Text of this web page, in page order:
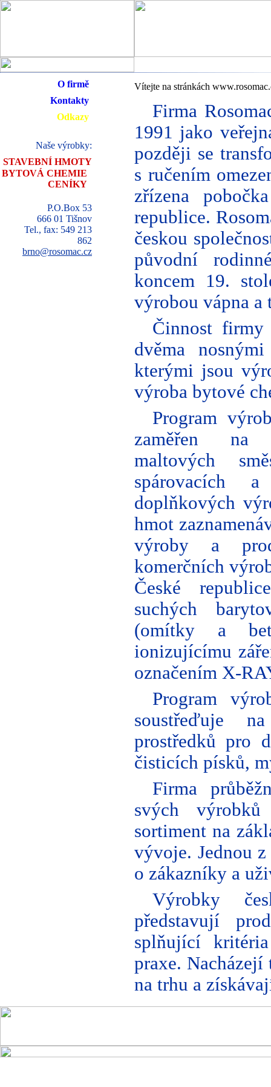
O firmě
Kontakty
Odkazy
Naše výrobky:
STAVEBNÍ HMOTY
BYTOVÁ CHEMIE
CENÍKY
P.O.Box 53
666 01 Tišnov
Tel., fax: 549 213
862
brno@rosomac.cz
Vítejte na stránkách
Firma
1991 jako
později se
s ručením
zřízena
republice.
českou
původní
koncem 19.
výrobou vápna a
Činnost
dvěma
kterými jsou
výroba bytové
Program
zaměřen na
maltových
spárovacích
doplňkových
hmot
výroby a
komerčních
České
suchých
(omítky a
ionizujícímu
označením X-
Program
soustřeďuje
prostředků pro
čisticích písků,
Firma
svých
sortiment na
vývoje. Jednou
o zákazníky a
Výrobky
představují
splňující
praxe.
na trhu a